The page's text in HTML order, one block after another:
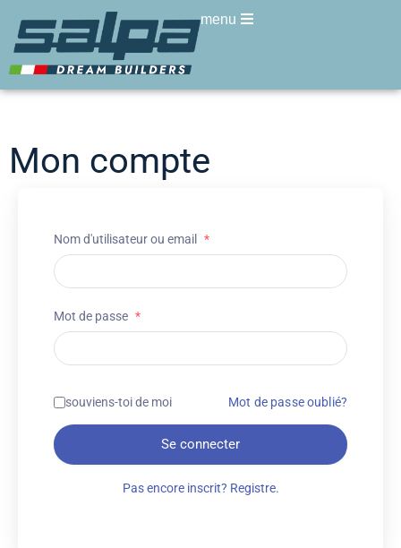
menu
Mon compte
Nom d'utilisateur ou email *
Mot de passe *
souviens-toi de moi Mot de passe oublié?
Se connecter
Pas encore inscrit? Registre.